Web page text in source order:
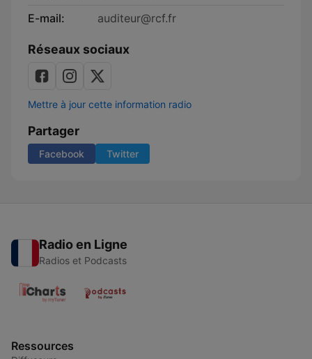
E-mail:
auditeur@rcf.fr
Réseaux sociaux
Mettre à jour cette information radio
Partager
Facebook Twitter
Radio en Ligne
Radios et Podcasts
Ressources